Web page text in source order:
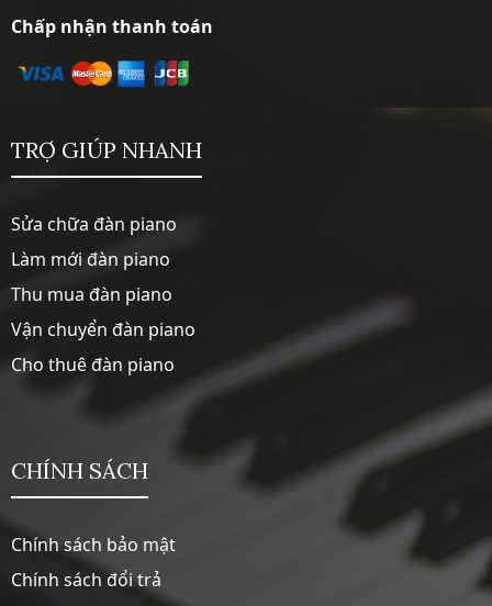
Chấp nhận thanh toán
TRỢ GIÚP NHANH
Sửa chữa đàn piano
Làm mới đàn piano
Thu mua đàn piano
Vận chuyển đàn piano
Cho thuê đàn piano
CHÍNH SÁCH
Chính sách bảo mật
Chính sách đổi trả